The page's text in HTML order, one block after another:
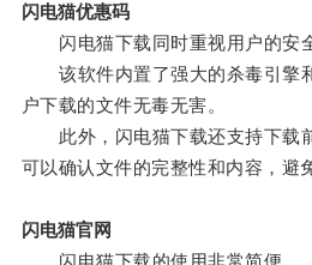
闪电猫优惠码
闪电猫下载同时重视用户的安全
该软件内置了强大的杀毒引擎
户下载的文件无毒无害。
此外，闪电猫下载还支持下载
可以确认文件的完整性和内容，避
闪电猫官网